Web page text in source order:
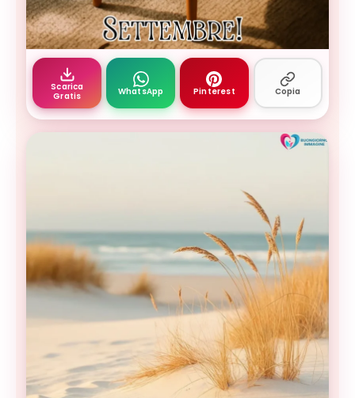
immagini buongiorno settembre - tavolino
Scarica
Gratis
WhatsApp Pinterest Copia